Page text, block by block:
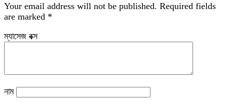
Your email address will not be published. Required fields
are marked *
ম্যাসেজ বক্স
নাম